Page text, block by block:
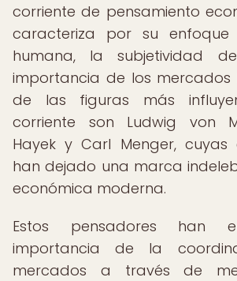
corriente de pensamiento
caracteriza por su
humana, la subjetividad
importancia de los mercados
de las figuras más
corriente son Ludwig von
Hayek y Carl Menger, cuyas
han dejado una marca
económica moderna.
Estos pensadores han
importancia de la
mercados a través de